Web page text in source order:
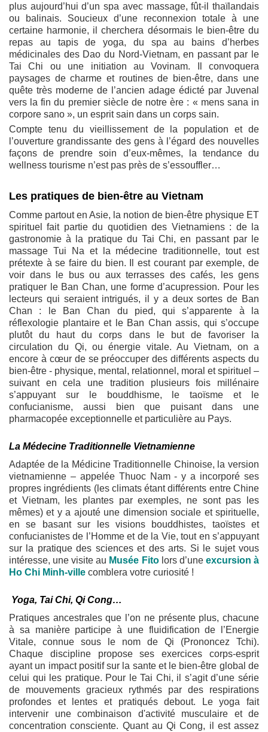
plus aujourd’hui d’un spa avec massage, fût-il thaïlandais
ou balinais. Soucieux d’une reconnexion totale à une
certaine harmonie, il cherchera désormais le bien-être du
repas au tapis de yoga, du spa au bains d’herbes
médicinales des Dao du Nord-Vietnam, en passant par le
Tai Chi ou une initiation au Vovinam. Il convoquera
paysages de charme et routines de bien-être, dans une
quête très moderne de l’ancien adage édicté par Juvenal
vers la fin du premier siècle de notre ère : « mens sana in
corpore sano », un esprit sain dans un corps sain.
Compte tenu du vieillissement de la population et de
l’ouverture grandissante des gens à l’égard des nouvelles
façons de prendre soin d’eux-mêmes, la tendance du
wellness tourisme n’est pas près de s’essouffler…
Les pratiques de bien-être au Vietnam
Comme partout en Asie, la notion de bien-être physique ET
spirituel fait partie du quotidien des Vietnamiens : de la
gastronomie à la pratique du Tai Chi, en passant par le
massage Tui Na et la médecine traditionnelle, tout est
prétexte à se faire du bien. Il est courant par exemple, de
voir dans le bus ou aux terrasses des cafés, les gens
pratiquer le Ban Chan, une forme d’acupression. Pour les
lecteurs qui seraient intrigués, il y a deux sortes de Ban
Chan : le Ban Chan du pied, qui s’apparente à la
réflexologie plantaire et le Ban Chan assis, qui s’occupe
plutôt du haut du corps dans le but de favoriser la
circulation du Qi, ou énergie vitale. Au Vietnam, on a
encore à cœur de se préoccuper des différents aspects du
bien-être - physique, mental, relationnel, moral et spirituel –
suivant en cela une tradition plusieurs fois millénaire
s’appuyant sur le bouddhisme, le taoïsme et le
confucianisme, aussi bien que puisant dans une
pharmacopée exceptionnelle et particulière au Pays.
La Médecine Traditionnelle Vietnamienne
Adaptée de la Médicine Traditionnelle Chinoise, la version
vietnamienne – appelée Thuoc Nam - y a incorporé ses
propres ingrédients (les climats étant différents entre Chine
et Vietnam, les plantes par exemples, ne sont pas les
mêmes) et y a ajouté une dimension sociale et spirituelle,
en se basant sur les visions bouddhistes, taoïstes et
confucianistes de l’Homme et de la Vie, tout en s’appuyant
sur la pratique des sciences et des arts. Si le sujet vous
intéresse, une visite au Musée Fitolors d’une excursion à
Ho Chi Minh-ville comblera votre curiosité !
Yoga, Tai Chi, Qi Cong…
Pratiques ancestrales que l’on ne présente plus, chacune
à sa manière participe à une fluidification de l’Energie
Vitale, connue sous le nom de Qi (Prononcez Tchi).
Chaque discipline propose ses exercices corps-esprit
ayant un impact positif sur la sante et le bien-être global de
celui qui les pratique. Pour le Tai Chi, il s’agit d’une série
de mouvements gracieux rythmés par des respirations
profondes et lentes et pratiqués debout. Le yoga fait
intervenir une combinaison d'activité musculaire et de
concentration consciente. Quant au Qi Cong, il est assez